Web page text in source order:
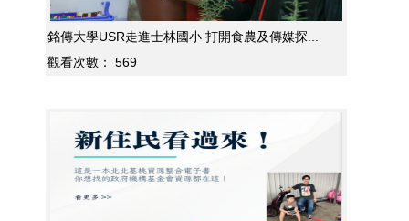
銘傳大學USR走進士林國小 打開食農及傳媒探...
觀看次數：
569